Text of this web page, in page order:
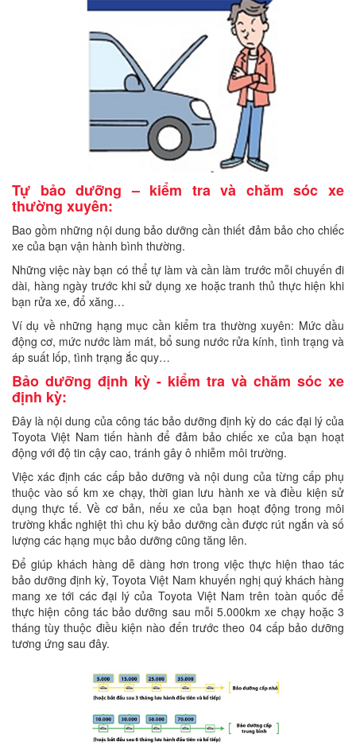
Tự bảo dưỡng – kiểm tra và chăm sóc xe
thường xuyên:
Bao gồm những nội dung bảo dưỡng cần thiết đảm bảo cho chiếc
xe của bạn vận hành bình thường.
Những việc này bạn có thể tự làm và cần làm trước mỗi chuyến đi
dài, hàng ngày trước khi sử dụng xe hoặc tranh thủ thực hiện khi
bạn rửa xe, đổ xăng…
Ví dụ về những hạng mục cần kiểm tra thường xuyên: Mức dầu
động cơ, mức nước làm mát, bổ sung nước rửa kính, tình trạng và
áp suất lốp, tình trạng ắc quy…
Bảo dưỡng định kỳ - kiểm tra và chăm sóc xe
định kỳ:
Đây là nội dung của công tác bảo dưỡng định kỳ do các đại lý của
Toyota Việt Nam tiến hành để đảm bảo chiếc xe của bạn hoạt
động với độ tin cậy cao, tránh gây ô nhiễm môi trường.
Việc xác định các cấp bảo dưỡng và nội dung của từng cấp phụ
thuộc vào số km xe chạy, thời gian lưu hành xe và điều kiện sử
dụng thực tế. Về cơ bản, nếu xe của bạn hoạt động trong môi
trường khắc nghiệt thì chu kỳ bảo dưỡng cần được rút ngắn và số
lượng các hạng mục bảo dưỡng cũng tăng lên.
Để giúp khách hàng dễ dàng hơn trong việc thực hiện thao tác
bảo dưỡng định kỳ, Toyota Việt Nam khuyến nghị quý khách hàng
mang xe tới các đại lý của Toyota Việt Nam trên toàn quốc để
thực hiện công tác bảo dưỡng sau mỗi 5.000km xe chạy hoặc 3
tháng tùy thuộc điều kiện nào đến trước theo 04 cấp bảo dưỡng
tương ứng sau đây.